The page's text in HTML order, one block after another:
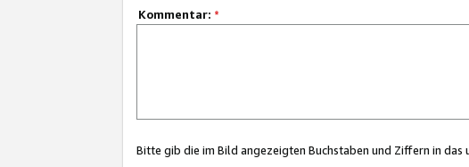
Kommentar: *
Bitte gib die im Bild angezeigten Buchstaben und Ziffern in